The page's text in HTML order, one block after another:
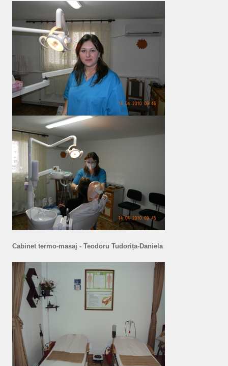
Cabinet termo-masaj - Teodoru Tudorița-Daniela